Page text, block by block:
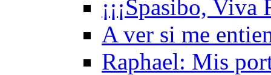
¡¡¡Spasibo,
A ver si me
Raphael: Mis